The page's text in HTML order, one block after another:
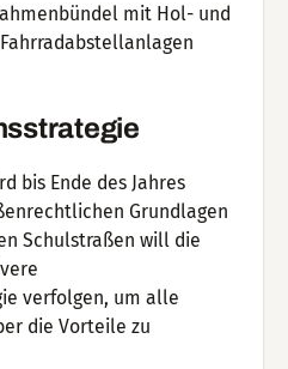
mit Hol- und
bis Ende des Jahres
Grundlagen
Schulstraßen will die
verfolgen, um alle
die Vorteile zu